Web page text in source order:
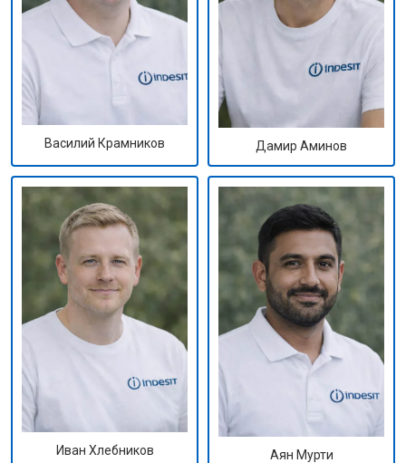
Василий Крамников Дамир Аминов
Иван Хлебников Аян Мурти